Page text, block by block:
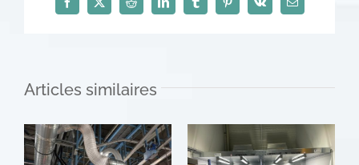
Facebook
X Reddit LinkedInTumblrPinterest
Vk Email
Articles similaires